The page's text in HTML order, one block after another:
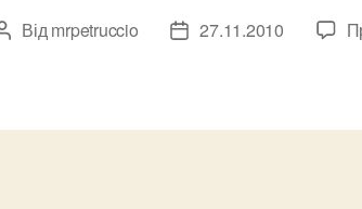
Автор
Від mrpetruccio
Дата27.11.2010